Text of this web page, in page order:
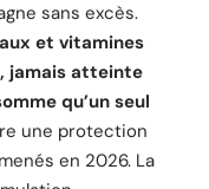
sans excès.
et vitamines
jamais atteinte
qu’un seul
une protection
en 2026. La